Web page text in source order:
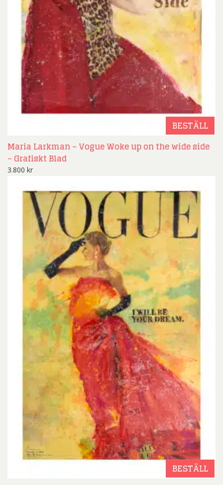
BESTÄLL
Maria Larkman – Vogue Woke up on the wide side
– Grafiskt Blad
3.800 kr
BESTÄLL